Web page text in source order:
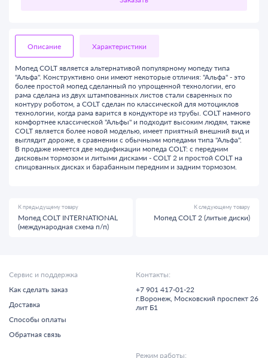
Описание Характеристики
Мопед COLT является альтернативой популярному мопеду типа
"Альфа". Конструктивно они имеют некоторые отличия: "Альфа" - это
более простой мопед сделанный по упрощенной технологии, его
рама сделана из двух штампованных листов стали сваренных по
контуру роботом, а COLT сделан по классической для мотоциклов
технологии, когда рама варится в кондукторе из трубы. COLT намного
комфортнее классической "Альфы" и подходит высоким людям, также
COLT является более новой моделью, имеет приятный внешний вид и
выглядит дороже, в сравнении с обычными мопедами типа "Альфа".
В продаже имеется две модификации мопеда COLT: с передним
дисковым тормозом и литыми дисками - COLT 2 и простой COLT на
спицованных дисках и барабанным передним и задним тормозом.
К предыдущему товару
Мопед COLT INTERNATIONAL
(международная схема п/п)
К следующему товару
Мопед COLT 2 (литые диски)
Сервис и поддержка
Как сделать заказ
Доставка
Способы оплаты
Обратная связь
Контакты:
+7 901 417-01-22
г.Воронеж, Московский проспект 26
лит Б1
Режим работы: